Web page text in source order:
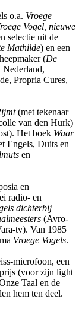
o.a. Vroege
Vogel, nieuwe
selectie uit de
Mathilde) en een
(De
Propria Cures,
(met tekenaar
van den Hurk)
Het boek Waar
Engels, Duits en
en
en
radio- en
dichterbij
(Avro-
tv). Van 1985
Vroege Vogels.
microfoon, een
(voor zijn light
Taal en de
hem ten deel.